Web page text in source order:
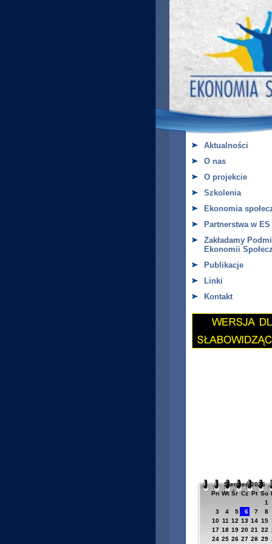
Aktualności
O nas
O projekcie
Szkolenia
Ekonomia
Partnerstwa w ES
Zakładamy
Ekonomii
Publikacje
Linki
Kontakt
Sierpień 2026
Pn Wt Śr Cz Pt So
1
3
4 5 6 7
8
10 11 12 13 14 15
17 18 19 20 21 22
24 25 26 27 28 29